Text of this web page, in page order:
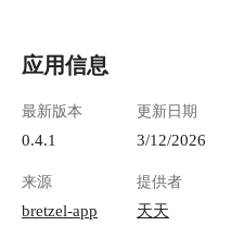
应用信息
最新版本
0.4.1
更新日期
3/12/2026
来源
bretzel-app
提供者
天天